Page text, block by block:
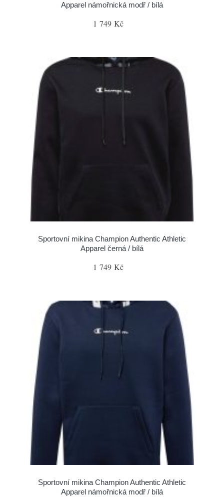
Apparel námořnická modř / bílá
1 749 Kč
Sportovní mikina Champion Authentic Athletic
Apparel černá / bílá
1 749 Kč
Sportovní mikina Champion Authentic Athletic
Apparel námořnická modř / bílá